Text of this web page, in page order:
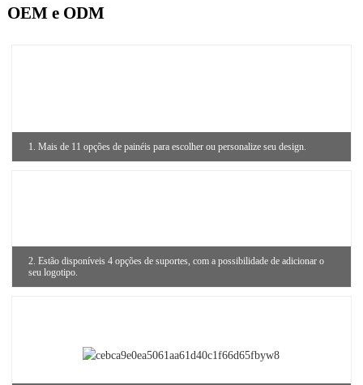
OEM e ODM
1. Mais de 11 opções de painéis para escolher ou personalize seu design.
2. Estão disponíveis 4 opções de suportes, com a possibilidade de adicionar o
seu logotipo.